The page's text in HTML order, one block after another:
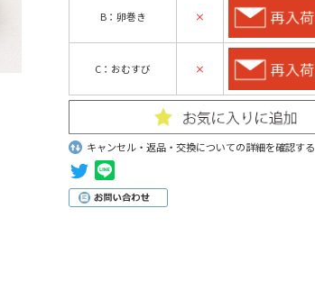
B：卵巻き ×
C：おむすび ×
キャンセル・返品・交換についての詳細を確認する